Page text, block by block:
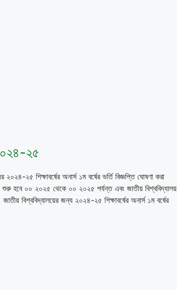
২৫
২৫ শিক্ষাবর্ষের অনার্স ১ম বর্ষের ভর্তি বিজ্ঞপ্তি ঘোষণা করা
শুরু হবে ০০ ২০২৫ থেকে ০০ ২০২৫ পর্যন্ত এবং জাতীয় বিশ্ববিদ্যালয়
বিশ্ববিদ্যালয়ের জন্য ২০২৪-২৫ শিক্ষাবর্ষের অনার্স ১ম বর্ষের